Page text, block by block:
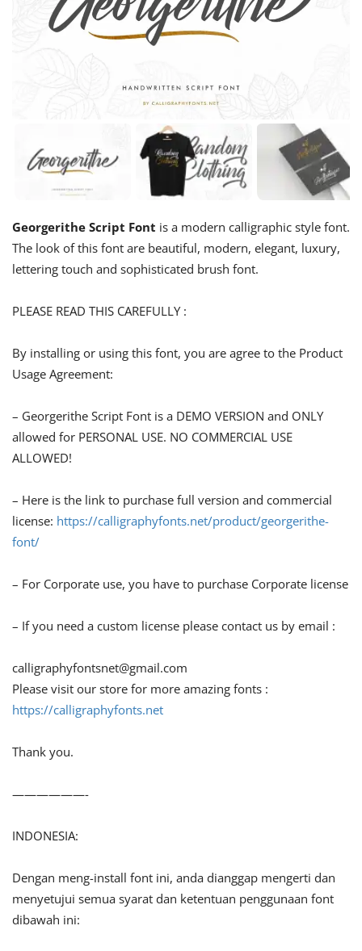
Georgerithe Script Font is a modern calligraphic style font.
The look of this font are beautiful, modern, elegant, luxury,
lettering touch and sophisticated brush font.
PLEASE READ THIS CAREFULLY :
By installing or using this font, you are agree to the Product
Usage Agreement:
– Georgerithe Script Font is a DEMO VERSION and ONLY
allowed for PERSONAL USE. NO COMMERCIAL USE
ALLOWED!
– Here is the link to purchase full version and commercial
license: https://calligraphyfonts.net/product/georgerithe-
font/
– For Corporate use, you have to purchase Corporate license
– If you need a custom license please contact us by email :
calligraphyfontsnet@gmail.com
Please visit our store for more amazing fonts :
https://calligraphyfonts.net
Thank you.
——————-
INDONESIA:
Dengan meng-install font ini, anda dianggap mengerti dan
menyetujui semua syarat dan ketentuan penggunaan font
dibawah ini: